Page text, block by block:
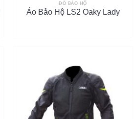
ĐỒ BẢO HỘ
Áo Bảo Hộ LS2 Oaky Lady